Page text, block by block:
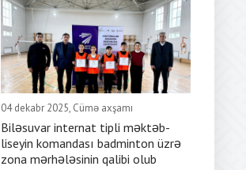
04 dekabr 2025, Cümə axşamı
Biləsuvar internat tipli məktəb-
liseyin komandası badminton üzrə
zona mərhələsinin qalibi olub